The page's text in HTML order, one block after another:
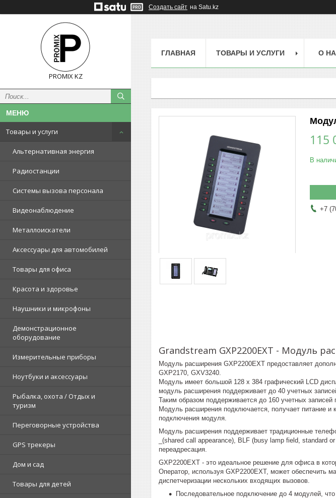
Создать сайт на Satu.kz
PROMIX KZ
Товары и услуги
Альтернативная энергия
Радиостанции
Системы вызова персонала
Видеонаблюдение
Металлоискатели
Аксессуары для автомобилей
Товары для офиса
Красота и здоровье
Наушники и микрофоны
Демонстрационное
оборудование
Измерительные приборы
Ноутбуки и аксессуары
Рыбалка, охота / Отдых и
туризм
Переговорные устройства
GPS трекеры
Дом и сад
Товары для детей
ГЛАВНАЯ ТОВАРЫ И УСЛУГИ О
115
В
+7
Grandstream GXP2200EXT - Модуль
Модуль расширения GXP2200EXT предоставляет
GXP2170, GXV3240.
Модуль имеет большой 128 х 384 графический LCD
модуль расширения поддерживает до 40 учетных
Таким образом поддерживается до 160 учетных
Модуль расширения подключается, получает питание
подключения модуля.
Модуль расширения поддерживает традиционные
_(shared call appearance), BLF (busy lamp field,
переадресация.
GXP2200EXT - это идеальное решение для офиса в
Оператор, используя GXP2200EXT, может обеспечить
диспетчеризации нескольких входящих вызовов.
Последовательное подключение до 4 модулей,